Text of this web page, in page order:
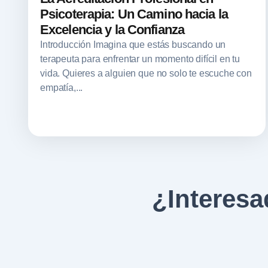
Psicoterapia: Un Camino hacia la
Excelencia y la Confianza
Introducción Imagina que estás buscando un
terapeuta para enfrentar un momento difícil en tu
vida. Quieres a alguien que no solo te escuche con
empatía,...